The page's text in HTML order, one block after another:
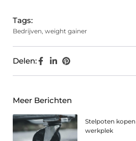
Tags:
Bedrijven, weight gainer
Delen:
Meer Berichten
Stelpoten
werkplek